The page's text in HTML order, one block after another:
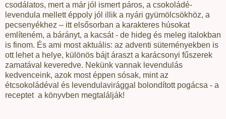
csodálatos, mert a már jól ismert páros, a csokoládé-
levendula mellett éppoly jól illik a nyári gyümölcsökhöz, a
pecsenyékhez – itt elsősorban a karakteres húsokat
említeném, a bárányt, a kacsát - de hideg és meleg italokban
is finom. És ami most aktuális: az adventi süteményekben is
ott lehet a helye, különös bájt áraszt a karácsonyi fűszerek
zamatával keveredve. Nekünk vannak levendulás
kedvenceink, azok most éppen sósak, mint az
étcsokoládéval és levendulavirággal bolondított pogácsa - a
receptet a könyvben megtalálják!